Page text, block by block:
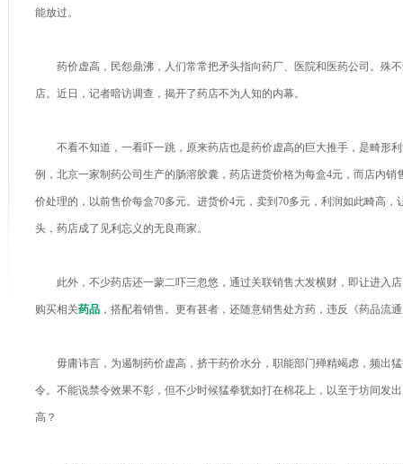
能放过。
药价虚高，民怨鼎沸，人们常常把矛头指向药厂、医院和医药公司。殊
店。近日，记者暗访调查，揭开了药店不为人知的内幕。
不看不知道，一看吓一跳，原来药店也是药价虚高的巨大推手，是畸形
例，北京一家制药公司生产的肠溶胶囊，药店进货价格为每盒4元，而店内销
价处理的，以前售价每盒70多元。进货价4元，卖到70多元，利润如此畸高
头，药店成了见利忘义的无良商家。
此外，不少药店还一蒙二吓三忽悠，通过关联销售大发横财，即让进入
购买相关药品 ，搭配着销售。更有甚者，还随意销售处方药，违反《药品流
毋庸讳言，为遏制药价虚高，挤干药价水分，职能部门殚精竭虑，频出
令。不能说禁令效果不彰，但不少时候猛拳犹如打在棉花上，以至于坊间发
高？